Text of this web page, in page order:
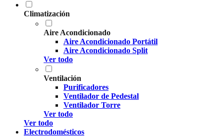
Climatización
Aire Acondicionado
Aire Acondicionado Portátil
Aire Acondicionado Split
Ver todo
Ventilación
Purificadores
Ventilador de Pedestal
Ventilador Torre
Ver todo
Ver todo
Electrodomésticos